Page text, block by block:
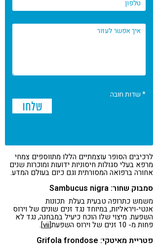
* שדות חובה
לרכיבים הסופר עוצמתיים הללו מתווספים צמחי
מרפא בעלי סגולות חיסוניות ידועות ומוכרות שנים
אחורה ברפואה המסורתית וגם כיום בעולם המדע.
סמבוק שחור: Sambucus nigra
משמש כתרופה טבעית בעלת תכונות
אנטי-ויראליות, במיוחד נגד זנים שונים של וירוס
השפעת. מיצוי שלו הוכח כיעיל במבחנה, נגד לא
פחות מ- 10 זנים של וירוס השפעת [vii]
.
פטריית מאיטקי: Grifola frondose